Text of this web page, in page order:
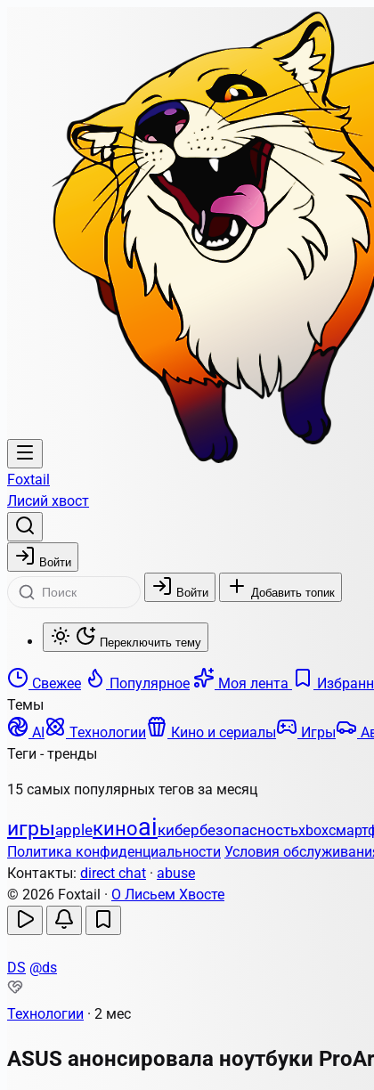
Foxtail
Лисий хвост
Войти
Войти Добавить топик
Переключить тему
Свежее Популярное Моя лента
Темы
AI
Технологии Кино и сериалы Игры
Теги - тренды
15 самых популярных тегов за месяц
игрыappleкиноaiкибербезопасностьxbox
Политика конфиденциальности Условия
Контакты: direct chat · abuse
© 2026 Foxtail · О Лисьем Хвосте
DS @ds
Технологии · 2 мес
ASUS анонсировала ноутбуки